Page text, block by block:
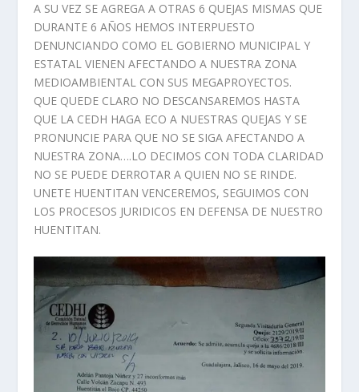
A SU VEZ SE AGREGA A OTRAS 6 QUEJAS MISMAS QUE
DURANTE 6 AÑOS HEMOS INTERPUESTO
DENUNCIANDO COMO EL GOBIERNO MUNICIPAL Y
ESTATAL VIENEN AFECTANDO A NUESTRA ZONA
MEDIOAMBIENTAL CON SUS MEGAPROYECTOS.
QUE QUEDE CLARO NO DESCANSAREMOS HASTA
QUE LA CEDH HAGA ECO A NUESTRAS QUEJAS Y SE
PRONUNCIE PARA QUE NO SE SIGA AFECTANDO A
NUESTRA ZONA….LO DECIMOS CON TODA CLARIDAD
NO SE PUEDE DERROTAR A QUIEN NO SE RINDE.
UNETE HUENTITAN VENCEREMOS, SEGUIMOS CON
LOS PROCESOS JURIDICOS EN DEFENSA DE NUESTRO
HUENTITAN.